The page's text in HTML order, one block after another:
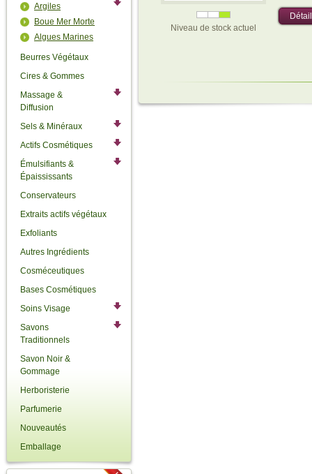
Argiles
Boue Mer Morte
Algues Marines
Beurres Végétaux
Cires & Gommes
Massage &
Diffusion
Sels & Minéraux
Actifs Cosmétiques
Émulsifiants &
Épaississants
Conservateurs
Extraits actifs végétaux
Exfoliants
Autres Ingrédients
Cosméceutiques
Bases Cosmétiques
Soins Visage
Savons
Traditionnels
Savon Noir &
Gommage
Herboristerie
Parfumerie
Nouveautés
Emballage
Niveau de stock actuel